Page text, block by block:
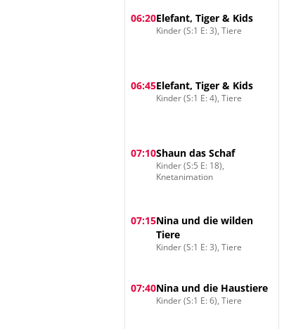
06:20Elefant, Tiger & Kids
Kinder (S:1 E: 3), Tiere
06:45Elefant, Tiger & Kids
Kinder (S:1 E: 4), Tiere
07:10Shaun das Schaf
Kinder (S:5 E: 18),
Knetanimation
07:15Nina und die wilden
Tiere
Kinder (S:1 E: 3), Tiere
07:40Nina und die Haustiere
Kinder (S:1 E: 6), Tiere